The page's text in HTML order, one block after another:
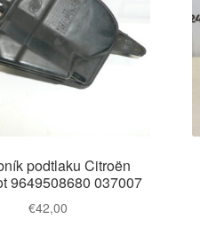
podtlaku Citroën
9649508680 037007
€42,00